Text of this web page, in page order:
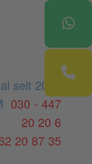
seit 2003
030 - 447
20 20 6
20 87 35